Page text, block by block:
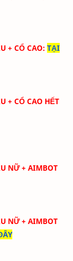
+ CỔ CAO: TẠI
+ CỔ CAO HẾT
NỮ + AIMBOT
NỮ + AIMBOT